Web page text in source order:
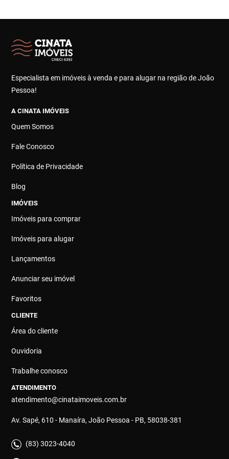
Especialista em imóveis à venda e para alugar na região de João
Pessoa!
A CINATA IMÓVEIS
Quem Somos
Fale Conosco
Política de Privacidade
Blog
IMÓVEIS
Imóveis para comprar
Imóveis para alugar
Lançamentos
Anunciar seu imóvel
Favoritos
CLIENTE
Área do cliente
Ouvidoria
Trabalhe conosco
ATENDIMENTO
atendimento@cinataimoveis.com.br
Av. Sapé, 610 - Manaíra, João Pessoa - PB, 58038-381
(83) 3023-4040